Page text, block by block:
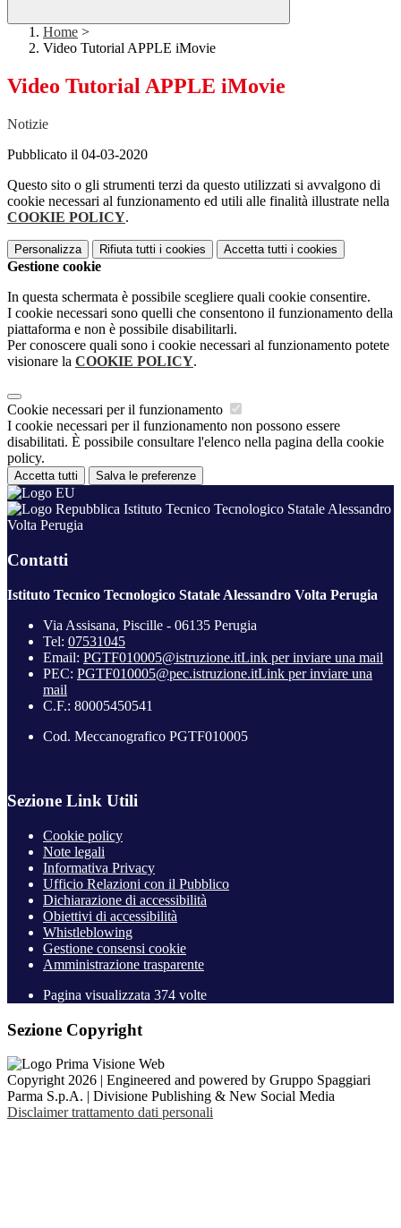
Home >
Video Tutorial APPLE iMovie
Video Tutorial APPLE iMovie
Notizie
Pubblicato il 04-03-2020
Questo sito o gli strumenti terzi da questo utilizzati si avvalgono di
cookie necessari al funzionamento ed utili alle finalità illustrate nella
COOKIE POLICY.
Personalizza Rifiuta tutti i cookies Accetta tutti i cookies
Gestione cookie
In questa schermata è possibile scegliere quali cookie consentire.
I cookie necessari sono quelli che consentono il funzionamento della
piattaforma e non è possibile disabilitarli.
Per conoscere quali sono i cookie necessari al funzionamento potete
visionare la COOKIE POLICY.
Cookie necessari per il funzionamento
I cookie necessari per il funzionamento non possono essere
disabilitati. È possibile consultare l'elenco nella pagina della cookie
policy.
Accetta tutti Salva le preferenze
Istituto Tecnico Tecnologico Statale Alessandro
Volta Perugia
Contatti
Istituto Tecnico Tecnologico Statale Alessandro Volta Perugia
Via Assisana, Piscille - 06135 Perugia
Tel: 07531045
Email: PGTF010005@istruzione.itLink per inviare una mail
PEC: PGTF010005@pec.istruzione.itLink per inviare una
mail
C.F.: 80005450541
Cod. Meccanografico PGTF010005
Sezione Link Utili
Cookie policy
Note legali
Informativa Privacy
Ufficio Relazioni con il Pubblico
Dichiarazione di accessibilità
Obiettivi di accessibilità
Whistleblowing
Gestione consensi cookie
Amministrazione trasparente
Pagina visualizzata 374 volte
Sezione Copyright
Copyright 2026 | Engineered and powered by Gruppo Spaggiari
Parma S.p.A. | Divisione Publishing & New Social Media
Disclaimer trattamento dati personali